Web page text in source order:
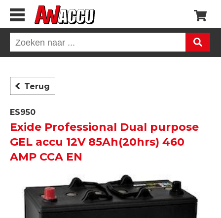
Terug
ES950
Exide Professional Dual purpose
GEL accu 12V 85Ah(20hrs) 460
AMP CCA EN